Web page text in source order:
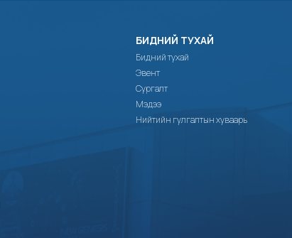
БИДНИЙ ТУХАЙ
Бидний тухай
Эвент
Сургалт
Мэдээ
Нийтийн гулгалтын хуваарь